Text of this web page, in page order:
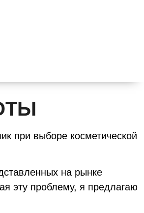
при выборе косметической
на рынке
эту проблему, я предлагаю